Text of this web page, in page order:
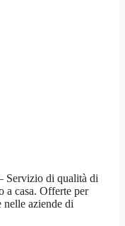
di qualità di
a casa. Offerte per
nelle aziende di